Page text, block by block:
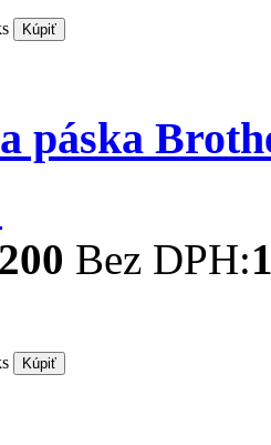
Kúpiť
páska
Bez DPH:
Kúpiť